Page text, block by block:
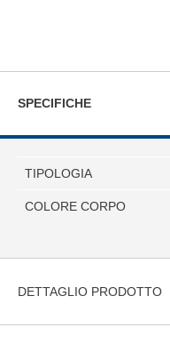
SPECIFICHE
TIPOLOGIA
COLORE CORPO
DETTAGLIO PRODOTTO